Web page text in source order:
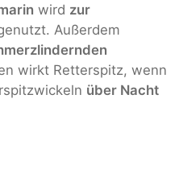
wird zur
Außerdem
wirkt Retterspitz, wenn
über Nacht